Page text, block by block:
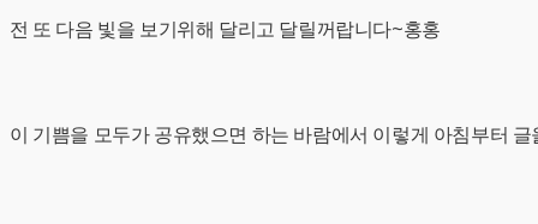
전 또 다음 빛을 보기위해 달리고 달릴꺼랍니다~홍홍
이 기쁨을 모두가 공유했으면 하는 바람에서 이렇게 아침부터